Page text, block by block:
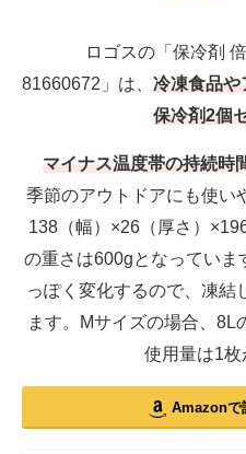
ロゴスの「保冷剤
81660672」は、 冷凍食品や
保冷剤2個
マイナス温度帯の持続時
季節のアウトドアにも使い
138（幅）×26（厚さ）
の重さは600gとなっていま
っぽく変化するので、凍結
ます。Mサイズの場合、8L
使用量は1枚
Amazonで